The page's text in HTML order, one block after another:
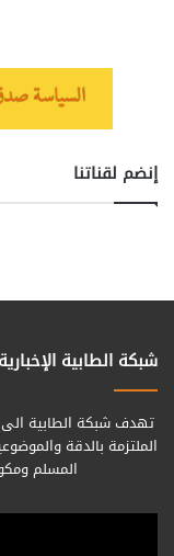
إنضم لقناتنا
شبكة الطابية الإخبارية
تهدف شبكة الطابية الى
الملتزمة بالدقة
المسلم